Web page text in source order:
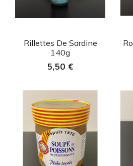
Aperçu rapide
Rillettes De Sardine
140g
5,50 €